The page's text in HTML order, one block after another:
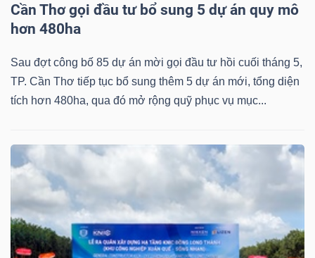
Cần Thơ gọi đầu tư bổ sung 5 dự án quy mô
hơn 480ha
Sau đợt công bố 85 dự án mời gọi đầu tư hồi cuối tháng 5,
TP. Cần Thơ tiếp tục bổ sung thêm 5 dự án mới, tổng diện
tích hơn 480ha, qua đó mở rộng quỹ phục vụ mục...